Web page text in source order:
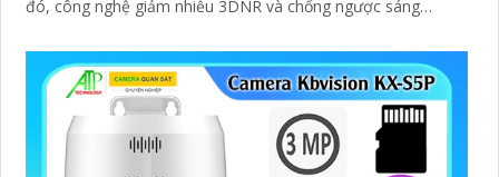
đó, công nghệ giảm nhiễu 3DNR và chống ngược sáng
trong mọi điều kiện ánh sáng phức tạp như ngược sáng
mạnh hay thiếu sáng